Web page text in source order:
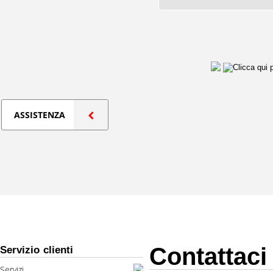
ASSISTENZA
Servizio clienti
Contattaci